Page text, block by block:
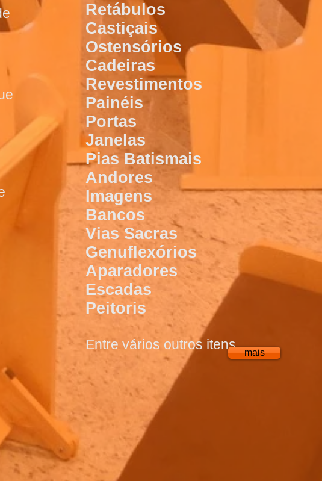
Retábulos
Castiçais
Ostensórios
Cadeiras
Revestimentos
Painéis
Portas
Janelas
Pias Batismais
Andores
Imagens
Bancos
Vias Sacras
Genuflexórios
Aparadores
Escadas
Peitoris
Entre vários outros itens.
mais